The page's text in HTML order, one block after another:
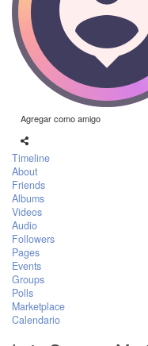
Agregar como amigo
Timeline
About
Friends
Albums
Videos
Audio
Followers
Pages
Events
Groups
Polls
Marketplace
Calendario